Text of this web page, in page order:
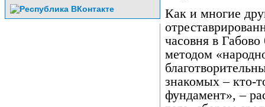
Как и многие
часовня в
методом
знакомых – кто-
фундамент», –